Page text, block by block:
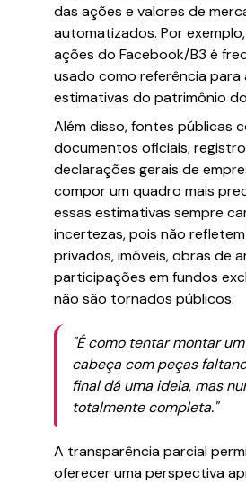
das ações e valores de
automatizados. Por
ações do Facebook/B3 é
usado como referência para
estimativas do patrimônio
Além disso, fontes públicas
documentos oficiais,
declarações gerais de
compor um quadro mais
essas estimativas sempre
incertezas, pois não
privados, imóveis, obras de
participações em fundos
não são tornados públicos.
"É como tentar montar
cabeça com peças
final dá uma ideia, mas
totalmente completa."
A transparência parcial
oferecer uma perspectiva